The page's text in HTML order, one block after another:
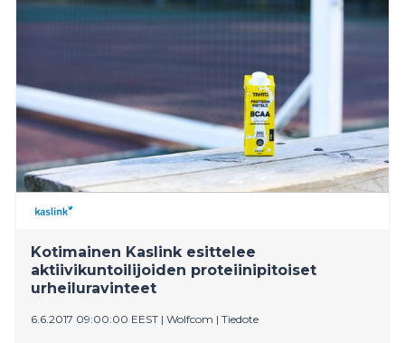
Kotimainen Kaslink esittelee
aktiivikuntoilijoiden proteiinipitoiset
urheiluravinteet
6.6.2017 09:00:00 EEST | Wolfcom | Tiedote